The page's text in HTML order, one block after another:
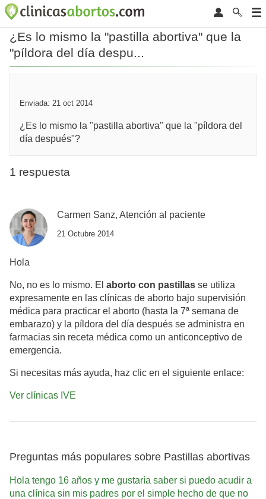
¿Es lo mismo la "pastilla abortiva" que la
"píldora del día despu...
Enviada: 21 oct 2014
¿Es lo mismo la "pastilla abortiva" que la "píldora del
día después"?
1 respuesta
Carmen Sanz, Atención al paciente
21 Octubre 2014
Hola
No, no es lo mismo. El aborto con pastillas se utiliza
expresamente en las clínicas de aborto bajo supervisión
médica para practicar el aborto (hasta la 7ª semana de
embarazo) y la píldora del día después se administra en
farmacias sin receta médica como un anticonceptivo de
emergencia.
Si necesitas más ayuda, haz clic en el siguiente enlace:
Ver clínicas IVE
Preguntas más populares sobre Pastillas abortivas
Hola tengo 16 años y me gustaría saber si puedo acudir a
una clínica sin mis padres por el simple hecho de que no